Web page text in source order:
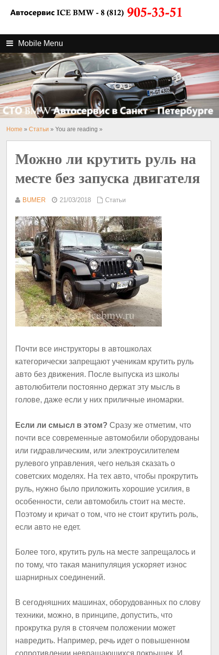
Mobile Menu
Home »Статьи » You are reading »
Можно ли крутить руль на
месте без запуска двигателя
BUMER 21/03/2018 Статьи
Почти все инструкторы в автошколах
категорически запрещают ученикам крутить руль
авто без движения. После выпуска из школы
автолюбители постоянно держат эту мысль в
голове, даже если у них приличные иномарки.
Если ли смысл в этом? Сразу же отметим, что
почти все современные автомобили оборудованы
или гидравлическим, или электроусилителем
рулевого управления, чего нельзя сказать о
советских моделях. На тех авто, чтобы прокрутить
руль, нужно было приложить хорошие усилия, в
особенности, сели автомобиль стоит на месте.
Поэтому и кричат о том, что не стоит крутить роль,
если авто не едет.
Более того, крутить руль на месте запрещалось и
по тому, что такая манипуляция ускоряет износ
шарнирных соединений.
В сегодняшних машинах, оборудованных по слову
техники, можно, в принципе, допустить, что
прокрутка руля в стоячем положении может
навредить. Например, речь идет о повышенном